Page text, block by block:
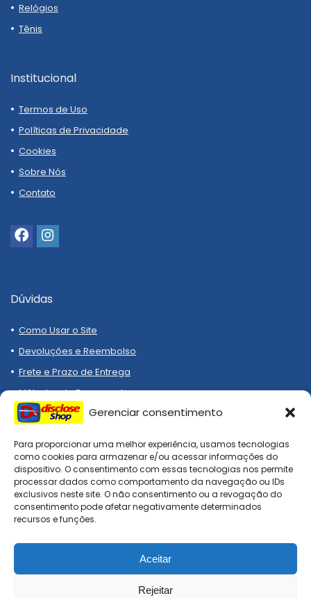
Gerenciar consentimento
Para proporcionar uma melhor experiência, usamos tecnologias
como cookies para armazenar e/ou acessar informações do
dispositivo. O consentimento com essas tecnologias nos permite
processar dados como comportamento da navegação ou IDs
exclusivos neste site. O não consentimento ou a revogação do
consentimento pode afetar negativamente determinados
recursos e funções.
Aceitar
Rejeitar
Relógios
Tênis
Institucional
Termos de Uso
Políticas de Privacidade
Cookies
Sobre Nós
Contato
Dúvidas
Como Usar o Site
Devoluções e Reembolso
Frete e Prazo de Entrega
Métodos de Pagamento
Compre melhor, compra
segura!